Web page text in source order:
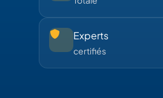
Experts
certifiés